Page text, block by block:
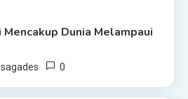
Dunia Melampaui
0